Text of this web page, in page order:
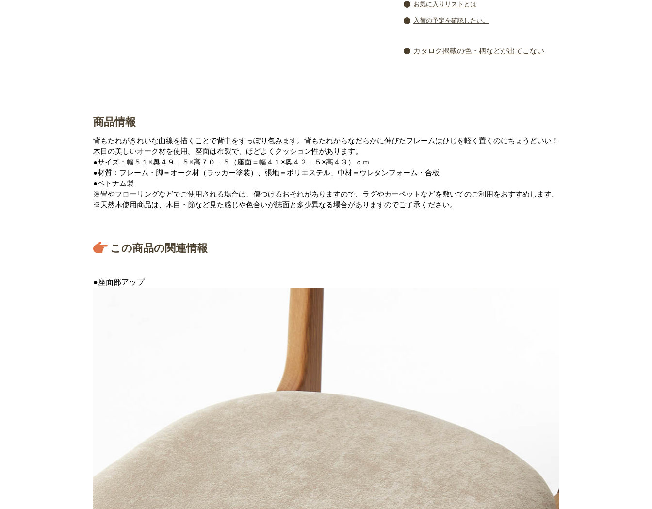
お気に入りリストとは
入荷の予定を確認したい。
カタログ掲載の色・柄などが出てこない
商品情報
背もたれがきれいな曲線を描くことで背中をすっぽり包みます。背もたれからなだらかに伸びたフレームはひじを軽く置くのにちょうどいい！
木目の美しいオーク材を使用。座面は布製で、ほどよくクッション性があります。
●サイズ：幅５１×奥４９．５×高７０．５（座面＝幅４１×奥４２．５×高４３）ｃｍ
●材質：フレーム・脚＝オーク材（ラッカー塗装）、張地＝ポリエステル、中材＝ウレタンフォーム・合板
●ベトナム製
※畳やフローリングなどでご使用される場合は、傷つけるおそれがありますので、ラグやカーペットなどを敷いてのご利用をおすすめします。
※天然木使用商品は、木目・節など見た感じや色合いが誌面と多少異なる場合がありますのでご了承ください。
この商品の関連情報
●座面部アップ